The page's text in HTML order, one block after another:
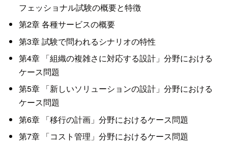
フェッショナル試験の概要と特徴
第2章 各種サービスの概要
第3章 試験で問われるシナリオの特性
第4章 「組織の複雑さに対応する設計」分野における
ケース問題
第5章 「新しいソリューションの設計」分野における
ケース問題
第6章 「移行の計画」分野におけるケース問題
第7章 「コスト管理」分野におけるケース問題